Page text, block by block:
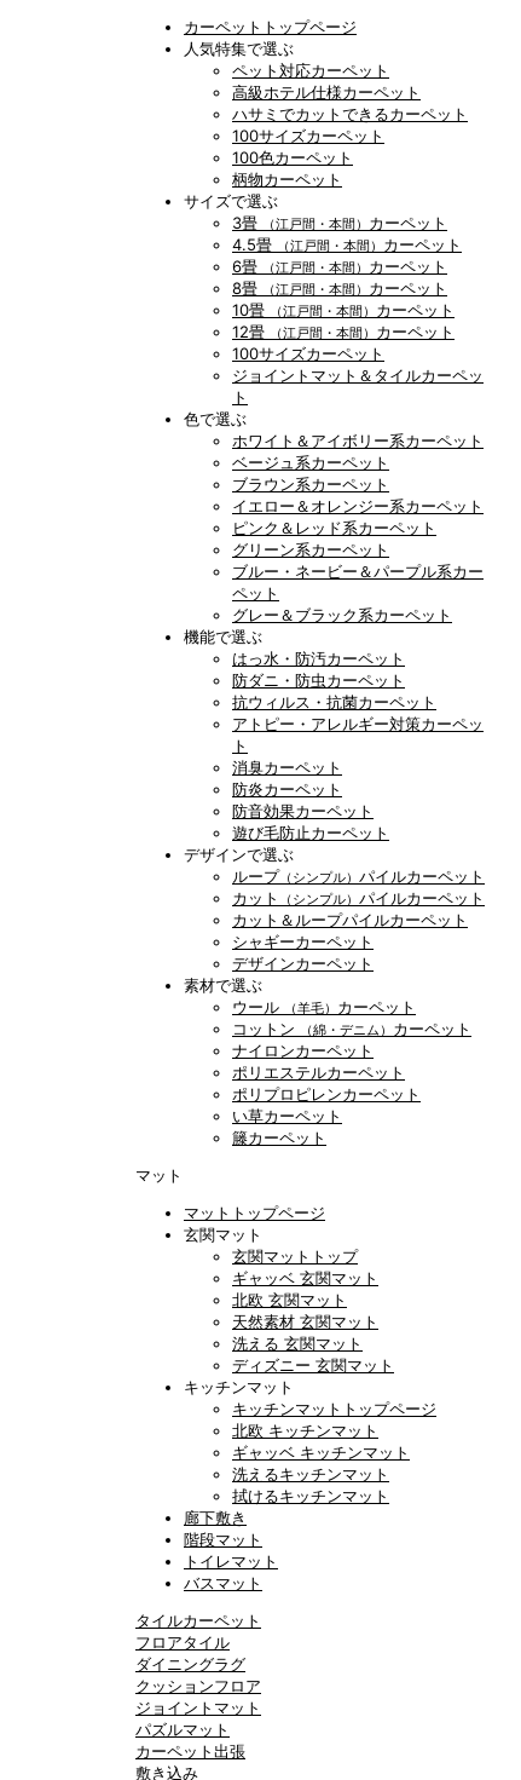
カーペットトップページ
人気特集で選ぶ
ペット対応カーペット
高級ホテル仕様カーペット
ハサミでカットできるカーペット
100サイズカーペット
100色カーペット
柄物カーペット
サイズで選ぶ
3畳
（江戸間・本間） カーペット
4.5畳
（江戸間・本間） カーペット
6畳
（江戸間・本間） カーペット
8畳
（江戸間・本間） カーペット
10畳
（江戸間・本間） カーペット
12畳
（江戸間・本間） カーペット
100サイズカーペット
ジョイントマット＆タイルカーペッ
ト
色で選ぶ
ホワイト＆アイボリー系カーペット
ベージュ系カーペット
ブラウン系カーペット
イエロー＆オレンジー系カーペット
ピンク＆レッド系カーペット
グリーン系カーペット
ブルー・ネービー＆パープル系カー
ペット
グレー＆ブラック系カーペット
機能で選ぶ
はっ水・防汚カーペット
防ダニ・防虫カーペット
抗ウィルス・抗菌カーペット
アトピー・アレルギー対策カーペッ
ト
消臭カーペット
防炎カーペット
防音効果カーペット
遊び毛防止カーペット
デザインで選ぶ
ループ （シンプル） パイルカーペット
カット
（シンプル） パイルカーペット
カット＆ループパイルカーペット
シャギーカーペット
デザインカーペット
素材で選ぶ
ウール
（羊毛） カーペット
コットン
（綿・デニム） カーペット
ナイロンカーペット
ポリエステルカーペット
ポリプロピレンカーペット
い草カーペット
籐カーペット
マット
マットトップページ
玄関マット
玄関マットトップ
ギャッベ 玄関マット
北欧 玄関マット
天然素材 玄関マット
洗える 玄関マット
ディズニー 玄関マット
キッチンマット
キッチンマットトップページ
北欧 キッチンマット
ギャッベ キッチンマット
洗えるキッチンマット
拭けるキッチンマット
廊下敷き
階段マット
トイレマット
バスマット
タイルカーペット
フロアタイル
ダイニングラグ
クッションフロア
ジョイントマット
パズルマット
カーペット出張
敷き込み